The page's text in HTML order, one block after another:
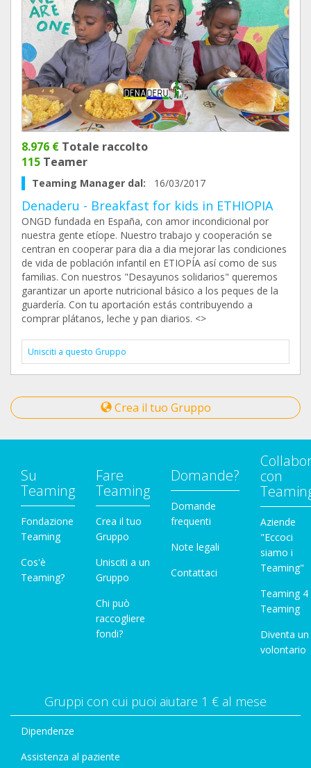
8.976 € Totale raccolto
115 Teamer
Teaming Manager dal: 16/03/2017
Denaderu - Breakfast for kids in ETHIOPIA
ONGD fundada en España, con amor incondicional por
nuestra gente etíope. Nuestro trabajo y cooperación se
centran en cooperar para dia a dia mejorar las condiciones
de vida de población infantil en ETIOPÍA así como de sus
familias. Con nuestros "Desayunos solidarios" queremos
garantizar un aporte nutricional básico a los peques de la
guardería. Con tu aportación estás contribuyendo a
comprar plátanos, leche y pan diarios. <>
Unisciti a questo Gruppo
Crea il tuo Gruppo
Su
Teaming
Fondazione
Teaming
Cos'è
Teaming?
Fare
Teaming
Crea il tuo
Gruppo
Unisciti a un
Gruppo
Chi può
raccogliere
fondi?
Domande?
Domande
frequenti
Note legali
Contattaci
con
Aziende
"Eccoci
siamo i
Teaming"
Teaming 4
Teaming
Diventa un
volontario
Gruppi con cui puoi aiutare 1 € al mese
Dipendenze
Assistenza al paziente